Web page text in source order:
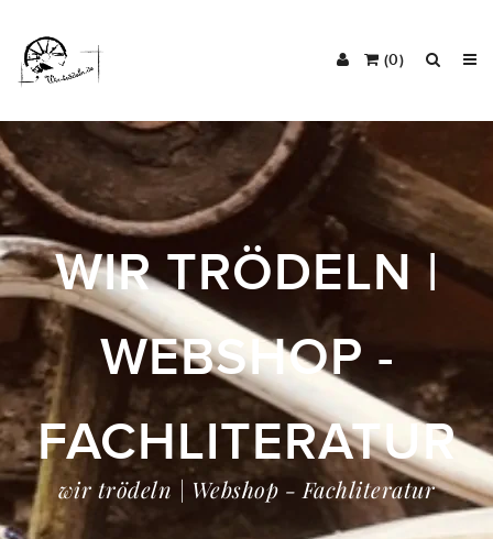
(0)
WIR TRÖDELN |
WEBSHOP -
FACHLITERATUR
wir trödeln | Webshop - Fachliteratur